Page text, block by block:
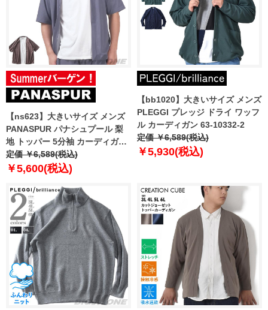
【ns623】大きいサイズ メンズ
PANASPUR パナシュプール 梨
地 トッパー 5分袖 カーディガン
+ 半袖 Tシャツ アンサンブル
5403-601z 【t2501】
定価 ￥6,589(税込)
￥5,600(税込)
【bb1020】大きいサイズ メンズ
PLEGGI プレッジ ドライ ワッフ
ル カーディガン 63-10332-2
定価 ￥6,589(税込)
￥5,930(税込)